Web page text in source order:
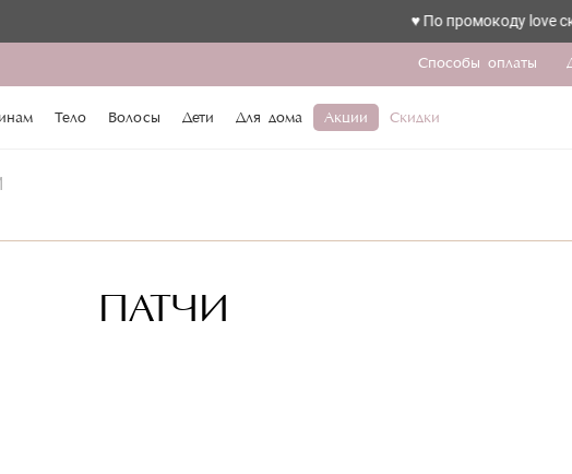
♥️ По промокоду love скидка
Способы оплаты
Тело Волосы Дети Для дома Акции Скидки
ПАТЧИ